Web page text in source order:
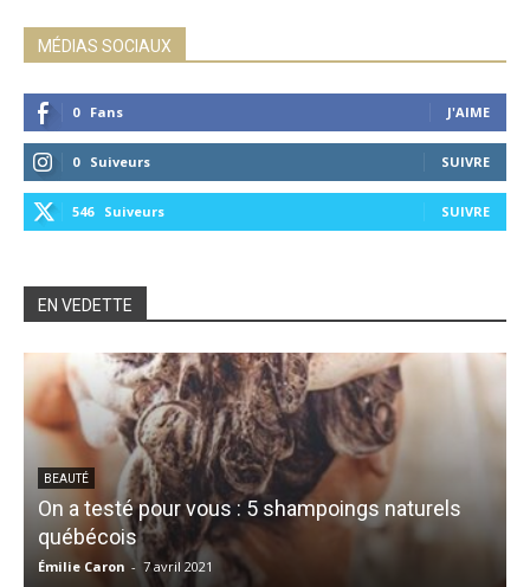
MÉDIAS SOCIAUX
0 Fans J'AIME
0 Suiveurs SUIVRE
546 Suiveurs SUIVRE
EN VEDETTE
BEAUTÉ
On a testé pour vous : 5 shampoings naturels
québécois
Émilie Caron - 7 avril 2021